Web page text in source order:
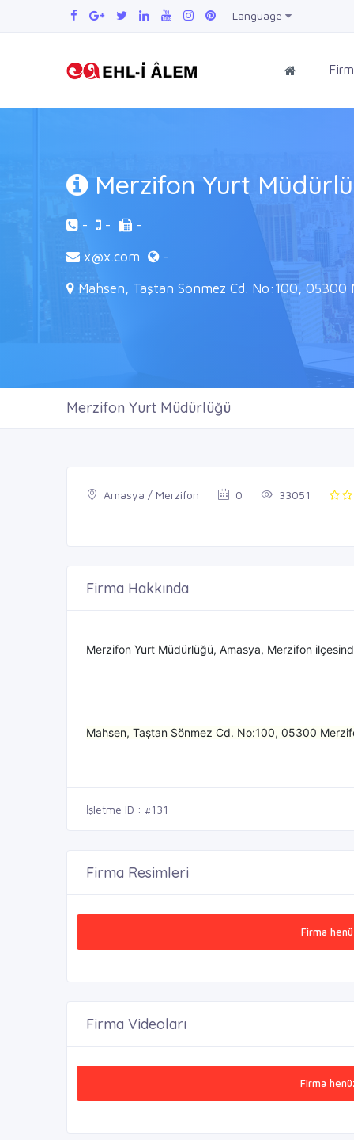
Language
Merzifon Yurt
- -
-
x@x.com
-
Mahsen, Taştan Sönmez Cd. No:100,
Merzifon Yurt Müdürlüğü
Amasya / Merzifon 0 33051
Firma Hakkında
Merzifon Yurt Müdürlüğü, Amasya, Merzifon
Mahsen, Taştan Sönmez Cd. No:100, 05300
İşletme ID : #131
Firma Resimleri
Firma
Firma Videoları
Firma